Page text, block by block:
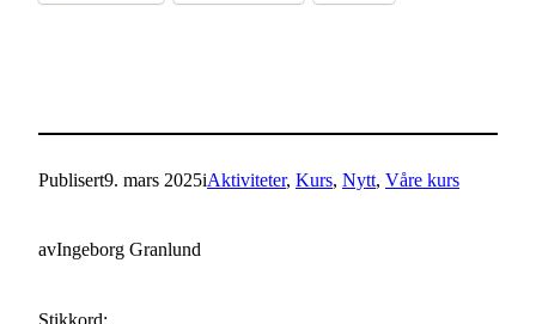
Publisert9. mars 2025iAktiviteter, Kurs, Nytt, Våre kurs
avIngeborg Granlund